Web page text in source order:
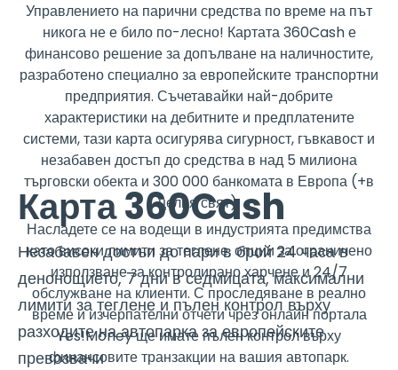
Карта 360Cash
Незабавен достъп до пари в брой 24 часа в
денонощието, 7 дни в седмицата, максимални
лимити за теглене и пълен контрол върху
разходите на автопарка за европейските
превозвачи
Управлението на парични средства по време на път
никога не е било по-лесно! Картата 360Cash е
финансово решение за допълване на наличностите,
разработено специално за европейските транспортни
предприятия. Съчетавайки най-добрите
характеристики на дебитните и предплатените
системи, тази карта осигурява сигурност, гъвкавост и
незабавен достъп до средства в над 5 милиона
търговски обекта и 300 000 банкомата в Европа (+в
целия свят).
Насладете се на водещи в индустрията предимства
като високи лимити за теглене, опции за ограничено
използване за контролирано харчене и 24/7
обслужване на клиенти. С проследяване в реално
време и изчерпателни отчети чрез онлайн портала
Yes!Money ще имате пълен контрол върху
финансовите транзакции на вашия автопарк.